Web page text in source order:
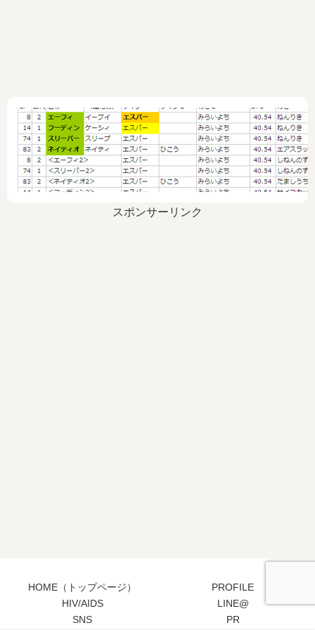
スポンサーリンク
HOME（トップページ）
PROFILE
HIV/AIDS
LINE@
SNS
PR